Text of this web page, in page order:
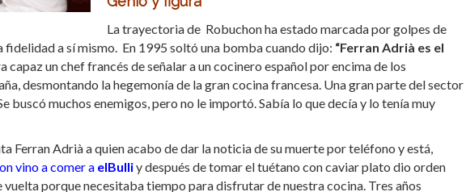
La trayectoria de Robuchon ha estado marcada por golpes de
fidelidad a sí mismo. En 1995 soltó una bomba cuando dijo: “Ferran Adrià es el
capaz un chef francés de señalar a un cocinero español por encima de los
desmontando la hegemonía de la gran cocina francesa. Una gran parte del sector
buscó muchos enemigos, pero no le importó. Sabía lo que decía y lo tenía muy
Ferran Adrià a quien acabo de dar la noticia de su muerte por teléfono y está,
vino a comer a elBulliy después de tomar el tuétano con caviar plato dio orden
porque necesitaba tiempo para disfrutar de nuestra cocina. Tres años